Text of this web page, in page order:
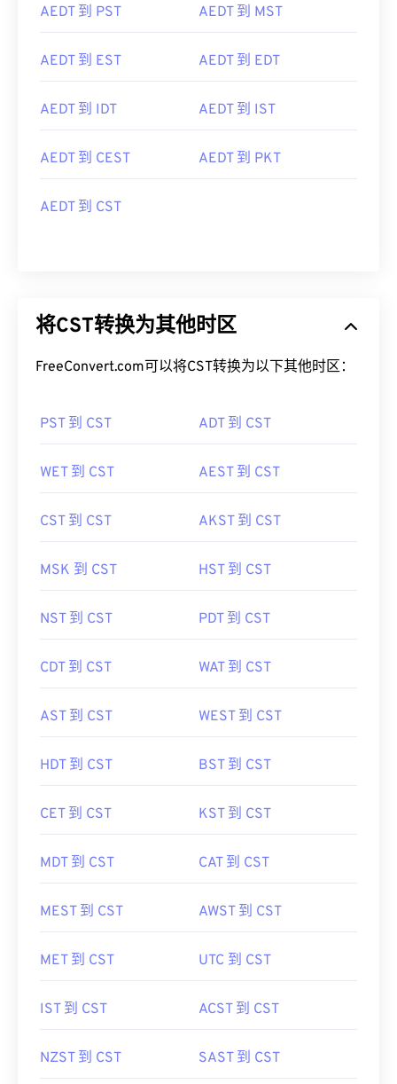
AEDT 到 PST AEDT 到 MST
AEDT 到 EST AEDT 到 EDT
AEDT 到 IDT AEDT 到 IST
AEDT 到 CEST AEDT 到 PKT
AEDT 到 CST
将CST转换为其他时区
FreeConvert.com可以将CST转换为以下其他时区：
PST 到 CST ADT 到 CST
WET 到 CST AEST 到 CST
CST 到 CST AKST 到 CST
MSK 到 CST HST 到 CST
NST 到 CST PDT 到 CST
CDT 到 CST WAT 到 CST
AST 到 CST WEST 到 CST
HDT 到 CST BST 到 CST
CET 到 CST KST 到 CST
MDT 到 CST CAT 到 CST
MEST 到 CST AWST 到 CST
MET 到 CST UTC 到 CST
IST 到 CST ACST 到 CST
NZST 到 CST SAST 到 CST